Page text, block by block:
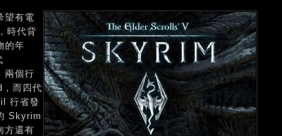
望有電
時代背
的年
兩個行
而四代
行省發
Skyrim
方還有